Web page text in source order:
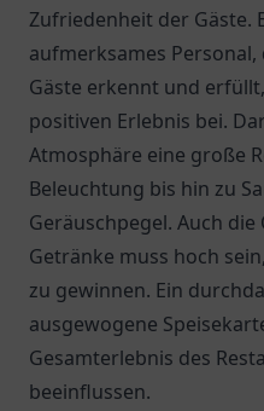
Zufriedenheit der Gäste.
aufmerksames
Gäste erkennt und
positiven Erlebnis bei.
Atmosphäre eine große
Beleuchtung bis hin zu
Geräuschpegel. Auch
Getränke muss hoch
zu gewinnen. Ein
ausgewogene
Gesamterlebnis des
beeinflussen.